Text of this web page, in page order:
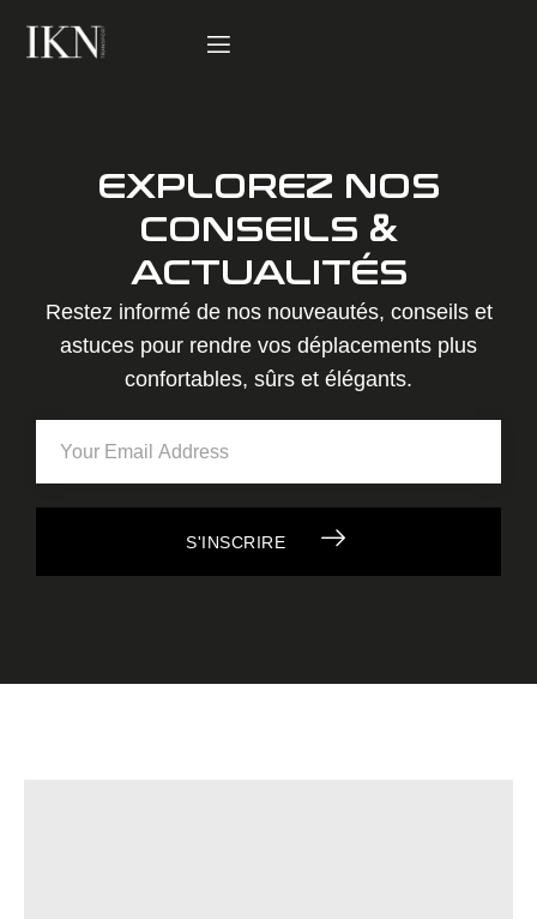
EXPLOREZ NOS
CONSEILS &
ACTUALITÉS
Restez informé de nos nouveautés, conseils et
astuces pour rendre vos déplacements plus
confortables, sûrs et élégants.
S'INSCRIRE